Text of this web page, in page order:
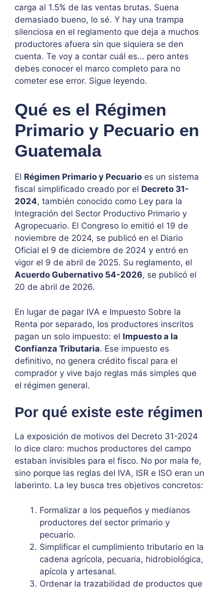
carga al 1.5% de las ventas brutas. Suena
demasiado bueno, lo sé. Y hay una trampa
silenciosa en el reglamento que deja a muchos
productores afuera sin que siquiera se den
cuenta. Te voy a contar cuál es… pero antes
debes conocer el marco completo para no
cometer ese error. Sigue leyendo.
Qué es el Régimen
Primario y Pecuario en
Guatemala
El Régimen Primario y Pecuario es un sistema
fiscal simplificado creado por el Decreto 31-
2024, también conocido como Ley para la
Integración del Sector Productivo Primario y
Agropecuario. El Congreso lo emitió el 19 de
noviembre de 2024, se publicó en el Diario
Oficial el 9 de diciembre de 2024 y entró en
vigor el 9 de abril de 2025. Su reglamento, el
Acuerdo Gubernativo 54-2026, se publicó el
20 de abril de 2026.
En lugar de pagar IVA e Impuesto Sobre la
Renta por separado, los productores inscritos
pagan un solo impuesto: el Impuesto a la
Confianza Tributaria. Ese impuesto es
definitivo, no genera crédito fiscal para el
comprador y vive bajo reglas más simples que
el régimen general.
Por qué existe este régimen
La exposición de motivos del Decreto 31-2024
lo dice claro: muchos productores del campo
estaban invisibles para el fisco. No por mala fe,
sino porque las reglas del IVA, ISR e ISO eran un
laberinto. La ley busca tres objetivos concretos:
Formalizar a los pequeños y medianos
productores del sector primario y
pecuario.
Simplificar el cumplimiento tributario en la
cadena agrícola, pecuaria, hidrobiológica,
apícola y artesanal.
Ordenar la trazabilidad de productos que